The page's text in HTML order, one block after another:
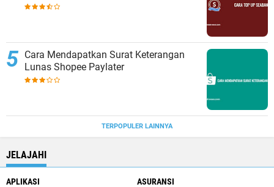
Cara Mendapatkan Surat Keterangan
Lunas Shopee Paylater
TERPOPULER LAINNYA
JELAJAHI
APLIKASI
ASURANSI